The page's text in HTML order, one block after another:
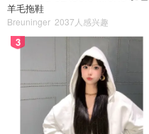
羊毛拖鞋
Breuninger 2037人感兴趣
3